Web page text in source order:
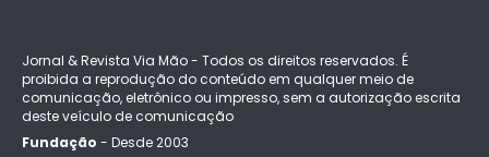
Jornal & Revista Via Mão - Todos os direitos reservados. É
proibida a reprodução do conteúdo em qualquer meio de
comunicação, eletrônico ou impresso, sem a autorização escrita
deste veículo de comunicação
Fundação - Desde 2003